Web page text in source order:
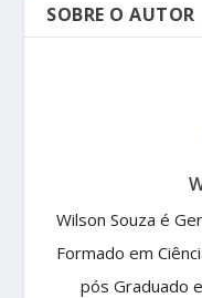
SOBRE O AUTOR
Wilson Souza é
Formado em
pós Graduado